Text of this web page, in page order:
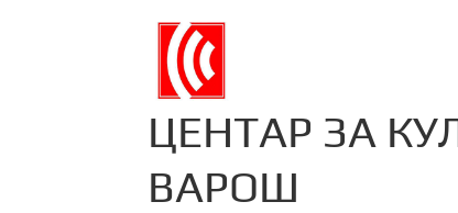
ЦЕНТАР ЗА
ВАРОШ